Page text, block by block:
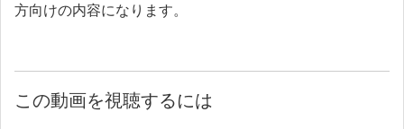
方向けの内容になります。
この動画を視聴するには